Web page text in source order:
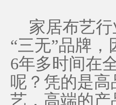
家居布艺行
“三无”品牌
6年多时间在
呢？凭的是
艺，高端的